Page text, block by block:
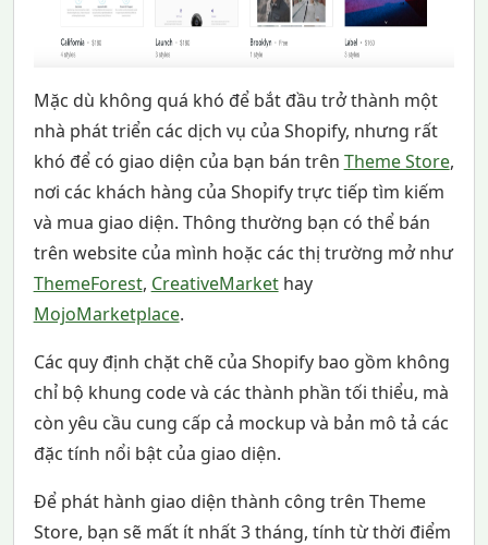
Mặc dù không quá khó để bắt đầu trở thành một
nhà phát triển các dịch vụ của Shopify, nhưng rất
khó để có giao diện của bạn bán trên Theme Store,
nơi các khách hàng của Shopify trực tiếp tìm kiếm
và mua giao diện. Thông thường bạn có thể bán
trên website của mình hoặc các thị trường mở như
ThemeForest, CreativeMarkethay
MojoMarketplace.
Các quy định chặt chẽ của Shopify bao gồm không
chỉ bộ khung code và các thành phần tối thiểu, mà
còn yêu cầu cung cấp cả mockup và bản mô tả các
đặc tính nổi bật của giao diện.
Để phát hành giao diện thành công trên Theme
Store, bạn sẽ mất ít nhất 3 tháng, tính từ thời điểm